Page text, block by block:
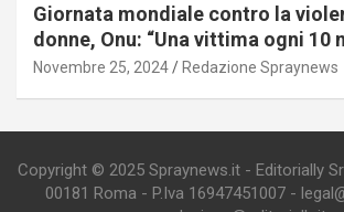
Giornata mondiale contro la
donne, Onu: “Una vittima ogni 10
Novembre 25, 2024 Redazione Spraynews
Copyright © 2025 Spraynews.it - Editorially
00181 Roma - P.Iva 16947451007 -